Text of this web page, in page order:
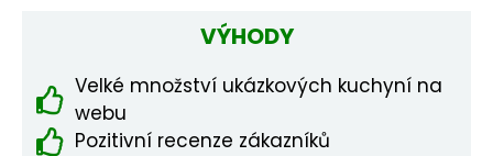
VÝHODY
Velké množství ukázkových kuchyní na
webu
Pozitivní recenze zákazníků